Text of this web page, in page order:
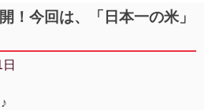
！今回は、「日本一の米」